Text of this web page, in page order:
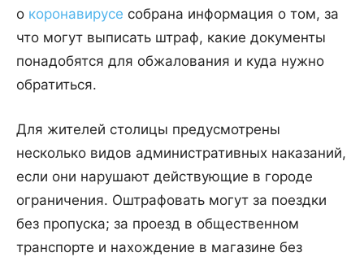
о коронавирусе собрана информация о том, за
что могут выписать штраф, какие документы
понадобятся для обжалования и куда нужно
обратиться.
Для жителей столицы предусмотрены
несколько видов административных наказаний,
если они нарушают действующие в городе
ограничения. Оштрафовать могут за поездки
без пропуска; за проезд в общественном
транспорте и нахождение в магазине без